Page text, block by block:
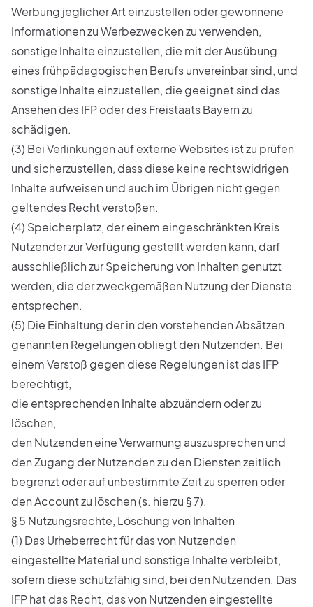
Werbung jeglicher Art einzustellen oder gewonnene
Informationen zu Werbezwecken zu verwenden,
sonstige Inhalte einzustellen, die mit der Ausübung
eines frühpädagogischen Berufs unvereinbar sind, und
sonstige Inhalte einzustellen, die geeignet sind das
Ansehen des IFP oder des Freistaats Bayern zu
schädigen.
(3) Bei Verlinkungen auf externe Websites ist zu prüfen
und sicherzustellen, dass diese keine rechtswidrigen
Inhalte aufweisen und auch im Übrigen nicht gegen
geltendes Recht verstoßen.
(4) Speicherplatz, der einem eingeschränkten Kreis
Nutzender zur Verfügung gestellt werden kann, darf
ausschließlich zur Speicherung von Inhalten genutzt
werden, die der zweckgemäßen Nutzung der Dienste
entsprechen.
(5) Die Einhaltung der in den vorstehenden Absätzen
genannten Regelungen obliegt den Nutzenden. Bei
einem Verstoß gegen diese Regelungen ist das IFP
berechtigt,
die entsprechenden Inhalte abzuändern oder zu
löschen,
den Nutzenden eine Verwarnung auszusprechen und
den Zugang der Nutzenden zu den Diensten zeitlich
begrenzt oder auf unbestimmte Zeit zu sperren oder
den Account zu löschen (s. hierzu § 7).
§ 5 Nutzungsrechte, Löschung von Inhalten
(1) Das Urheberrecht für das von Nutzenden
eingestellte Material und sonstige Inhalte verbleibt,
sofern diese schutzfähig sind, bei den Nutzenden. Das
IFP hat das Recht, das von Nutzenden eingestellte